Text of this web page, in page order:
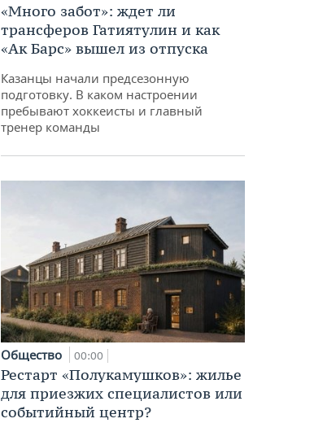
«Много забот»: ждет ли
трансферов Гатиятулин и как
«Ак Барс» вышел из отпуска
Казанцы начали предсезонную
подготовку. В каком настроении
пребывают хоккеисты и главный
тренер команды
Общество 00:00
Рестарт «Полукамушков»: жилье
для приезжих специалистов или
событийный центр?